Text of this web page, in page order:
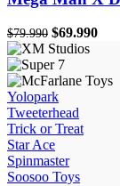
$79.990 El
precio
original
era:
$79.990.
$69.990El
es:
Yolopark
Tweeterhead
Trick or Treat
Star Ace
Spinmaster
Soosoo Toys